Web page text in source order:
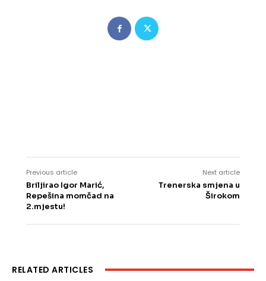
Previous article
Briljirao Igor Marić,
Repešina momčad na
2.mjestu!
Next article
Trenerska smjena u
Širokom
RELATED ARTICLES